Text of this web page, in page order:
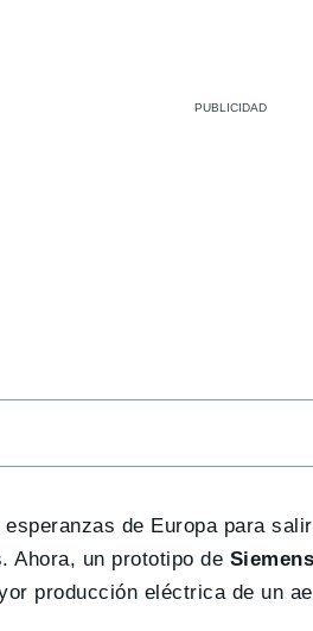
de Europa para
Ahora, un prototipo de
producción eléctrica de un